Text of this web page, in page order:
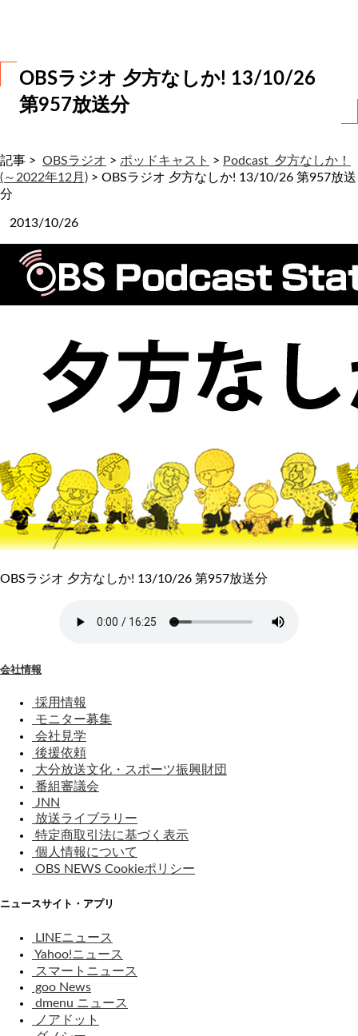
OBSラジオ 夕方なしか! 13/10/26
第957放送分
記事 > OBSラジオ > ポッドキャスト > Podcast_夕方なしか！
(～2022年12月) > OBSラジオ 夕方なしか! 13/10/26 第957放送
分
2013/10/26
OBSラジオ 夕方なしか! 13/10/26 第957放送分
会社情報
採用情報
モニター募集
会社見学
後援依頼
大分放送文化・スポーツ振興財団
番組審議会
JNN
放送ライブラリー
特定商取引法に基づく表示
個人情報について
OBS NEWS Cookieポリシー
ニュースサイト・アプリ
LINEニュース
Yahoo!ニュース
スマートニュース
goo News
dmenu ニュース
ノアドット